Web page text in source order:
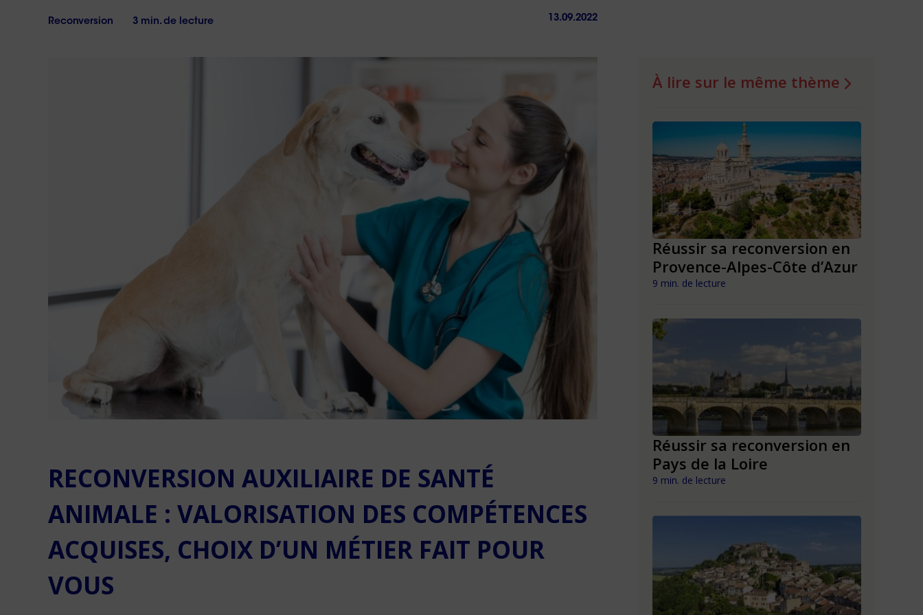
?
Contactez-
Trouver
Reconversion 3 min. de lecture 13.09.2022
RECONVERSION AUXILIAIRE DE SANTÉ
ANIMALE : VALORISATION DES COMPÉTENCES
ACQUISES, CHOIX D’UN MÉTIER FAIT POUR
VOUS
À lire sur le même thème
Réussir sa reconversion en
Guyane
9 min. de lecture
Martinique
9 min. de lecture
Réussir sa reconversion en
Provence-Alpes-Côte d’Azur
9 min. de lecture
Réussir sa reconversion en
Pays de la Loire
9 min. de lecture